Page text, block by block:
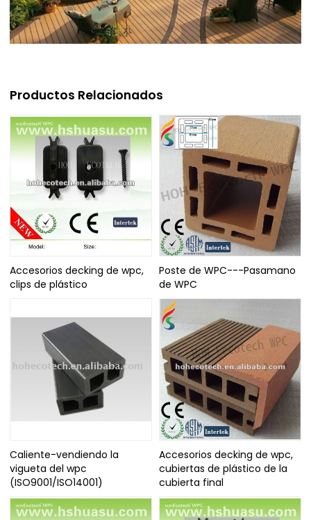
Productos Relacionados
Accesorios decking de wpc,
clips de plástico
Poste de WPC---Pasamano
de WPC
Caliente-vendiendo la
vigueta del wpc
(ISO9001/ISO14001)
Accesorios decking de wpc,
cubiertas de plástico de la
cubierta final